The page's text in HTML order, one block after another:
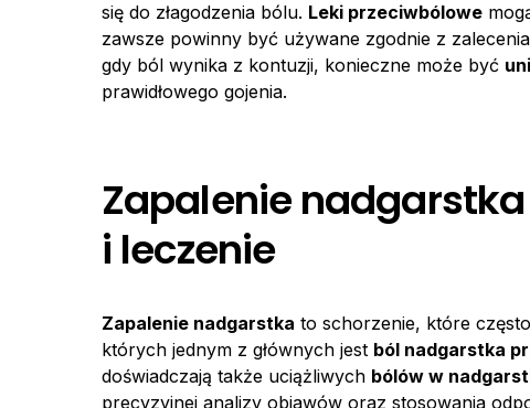
się do złagodzenia bólu. Leki przeciwbólowe
zawsze powinny być używane zgodnie z
gdy ból wynika z kontuzji, konieczne może być
prawidłowego gojenia.
Zapalenie
i leczenie
Zapalenie nadgarstka to schorzenie, które
których jednym z głównych jest ból nadgarstka
doświadczają także uciążliwych bólów w
precyzyjnej analizy objawów oraz stosowania